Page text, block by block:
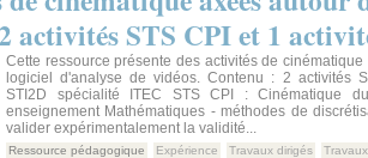
activités STS CPI et 1
Cette ressource présente des activités de
logiciel d'analyse de vidéos. Contenu : 2 activités
STI2D spécialité ITEC STS CPI : Cinématique
enseignement Mathématiques - méthodes de
valider expérimentalement la validité...
Ressource pédagogique Expérience Travaux dirigés